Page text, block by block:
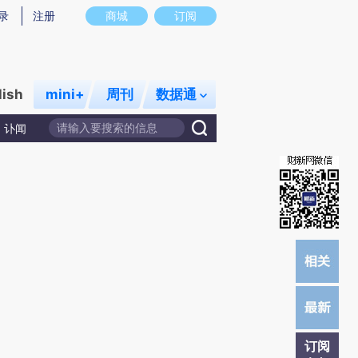
商城 订阅
注册
mini+ 周刊 数据通
讣闻
订阅